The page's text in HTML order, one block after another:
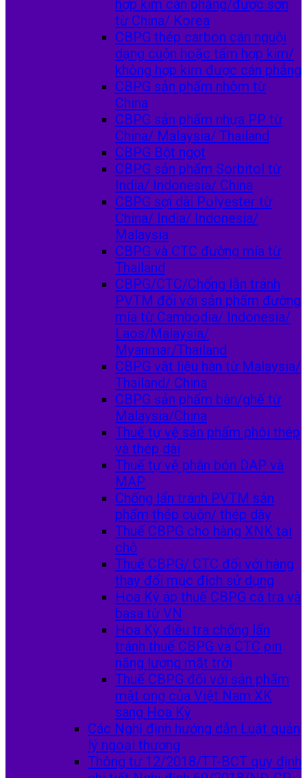
hợp kim cán phẳng/được sơn
từ China/ Korea
CBPG thép carbon cán nguội
dạng cuộn hoặc tấm hợp kim/
không hợp kim được cán phẳng
CBPG sản phẩm nhôm từ
China
CBPG sản phẩm nhựa PP từ
China/ Malaysia/ Thailand
CBPG Bột ngọt
CBPG sản phẩm Sorbitol từ
India/ Indonesia/ China
CBPG sợi dài Polyester từ
China/ India/ Indonesia/
Malaysia
CBPG và CTC đường mía từ
Thailand
CBPG/CTC/Chống lẫn tránh
PVTM đối với sản phẩm đường
mía từ Cambodia/ Indonesia/
Laos/Malaysia/
Myanmar/Thailand
CBPG vật liệu hàn từ Malaysia/
Thailand/ China
CBPG sản phẩm bàn/ghế từ
Malaysia/China
Thuế tự vệ sản phẩm phôi thép
và thép dài
Thuế tự vệ phân bón DAP và
MAP
Chống lẩn tránh PVTM sản
phẩm thép cuộn/ thép dây
Thuế CBPG cho hàng XNK tại
chỗ
Thuế CBPG/ CTC đối với hàng
thay đổi mục đích sử dụng
Hoa Kỳ áp thuế CBPG cá tra và
basa từ VN
Hoa Kỳ điều tra chống lẩn
tránh thuế CBPG và CTC pin
năng lượng mặt trời
Thuế CBPG đối với sản phẩm
mật ong của Việt Nam XK
sang Hoa Kỳ
Các Nghị định hướng dẫn Luật quản
lý ngoại thương
Thông tư 12/2018/TT-BCT quy định